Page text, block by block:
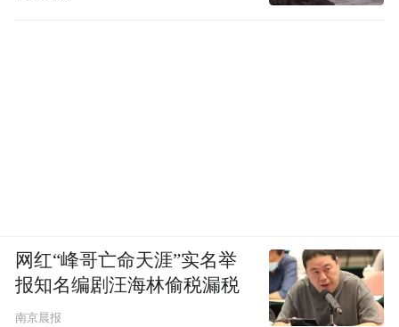
网红“峰哥亡命天涯”实名举
报知名编剧汪海林偷税漏税
南京晨报